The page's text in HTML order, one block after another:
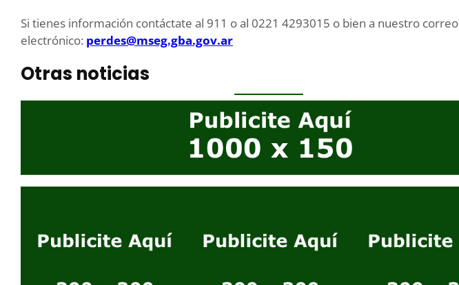
Si tienes información contáctate al 911 o al 0221 4293015 o bien a nuestro correo
electrónico: perdes@mseg.gba.gov.ar
Otras noticias